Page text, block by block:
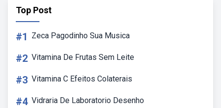
Top Post
#1 Zeca Pagodinho Sua Musica
#2 Vitamina De Frutas Sem Leite
#3 Vitamina C Efeitos Colaterais
#4 Vidraria De Laboratorio Desenho